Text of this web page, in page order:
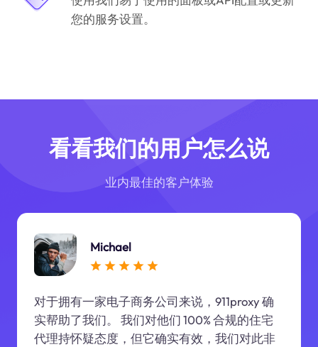
您的服务设置。
看看我们的用户怎么说
业内最佳的客户体验
Michael
对于拥有一家电子商务公司来说，911proxy 确
实帮助了我们。 我们对他们 100% 合规的住宅
代理持怀疑态度，但它确实有效，我们对此非